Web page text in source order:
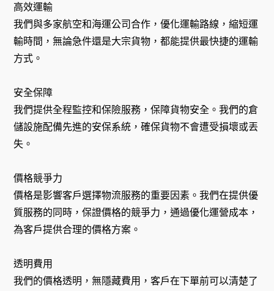
高效運輸
我們與多家航空和海運公司合作，優化運輸路線，縮短運
輸時間，無論急件還是大宗貨物，都能提供最快捷的運輸
方式。
安全保障
我們提供全程監控和保險服務，保障貨物安全。我們的倉
儲設施配備先進的安保系統，確保貨物不會遭受損壞或丟
失。
價格競爭力
價格是影響客戶選擇物流服務的重要因素。我們在提供優
質服務的同時，保證價格的競爭力，通過優化運營成本，
為客戶提供合理的價格方案。
透明費用
我們的價格透明，無隱藏費用，客戶在下單前可以清楚了